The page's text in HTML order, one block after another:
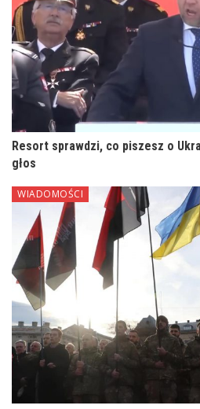
Resort sprawdzi, co piszesz o
głos
WIADOMOŚCI